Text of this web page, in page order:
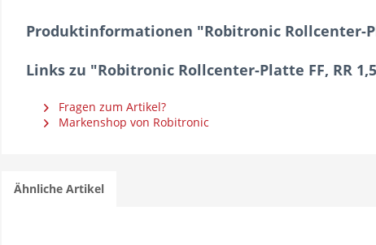
Produktinformationen "Robitronic Rollcenter-
Links zu "Robitronic Rollcenter-Platte FF, RR
Fragen zum Artikel?
Markenshop von Robitronic
Ähnliche Artikel